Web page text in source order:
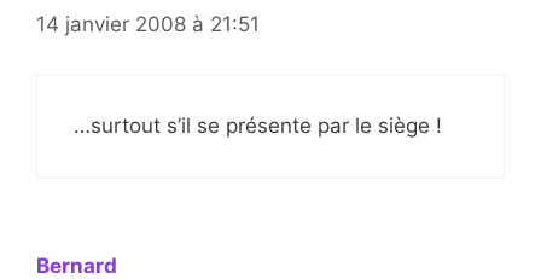
14 janvier 2008 à 21:51
…surtout s’il se présente par le siège !
Bernard